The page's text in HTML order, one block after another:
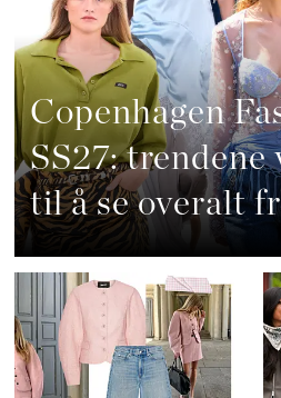
Copenhagen
SS27: trendene
til å se overalt